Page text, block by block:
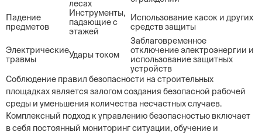
лесах
Падение
предметов
Инструменты,
падающие с
этажей
Использование касок и других
средств защиты
Электрические
травмы
Удары током
Заблаговременное
отключение электроэнергии и
использование защитных
устройств
Соблюдение правил безопасности на строительных
площадках является залогом создания безопасной рабочей
среды и уменьшения количества несчастных случаев.
Комплексный подход к управлению безопасностью включает
в себя постоянный мониторинг ситуации, обучение и